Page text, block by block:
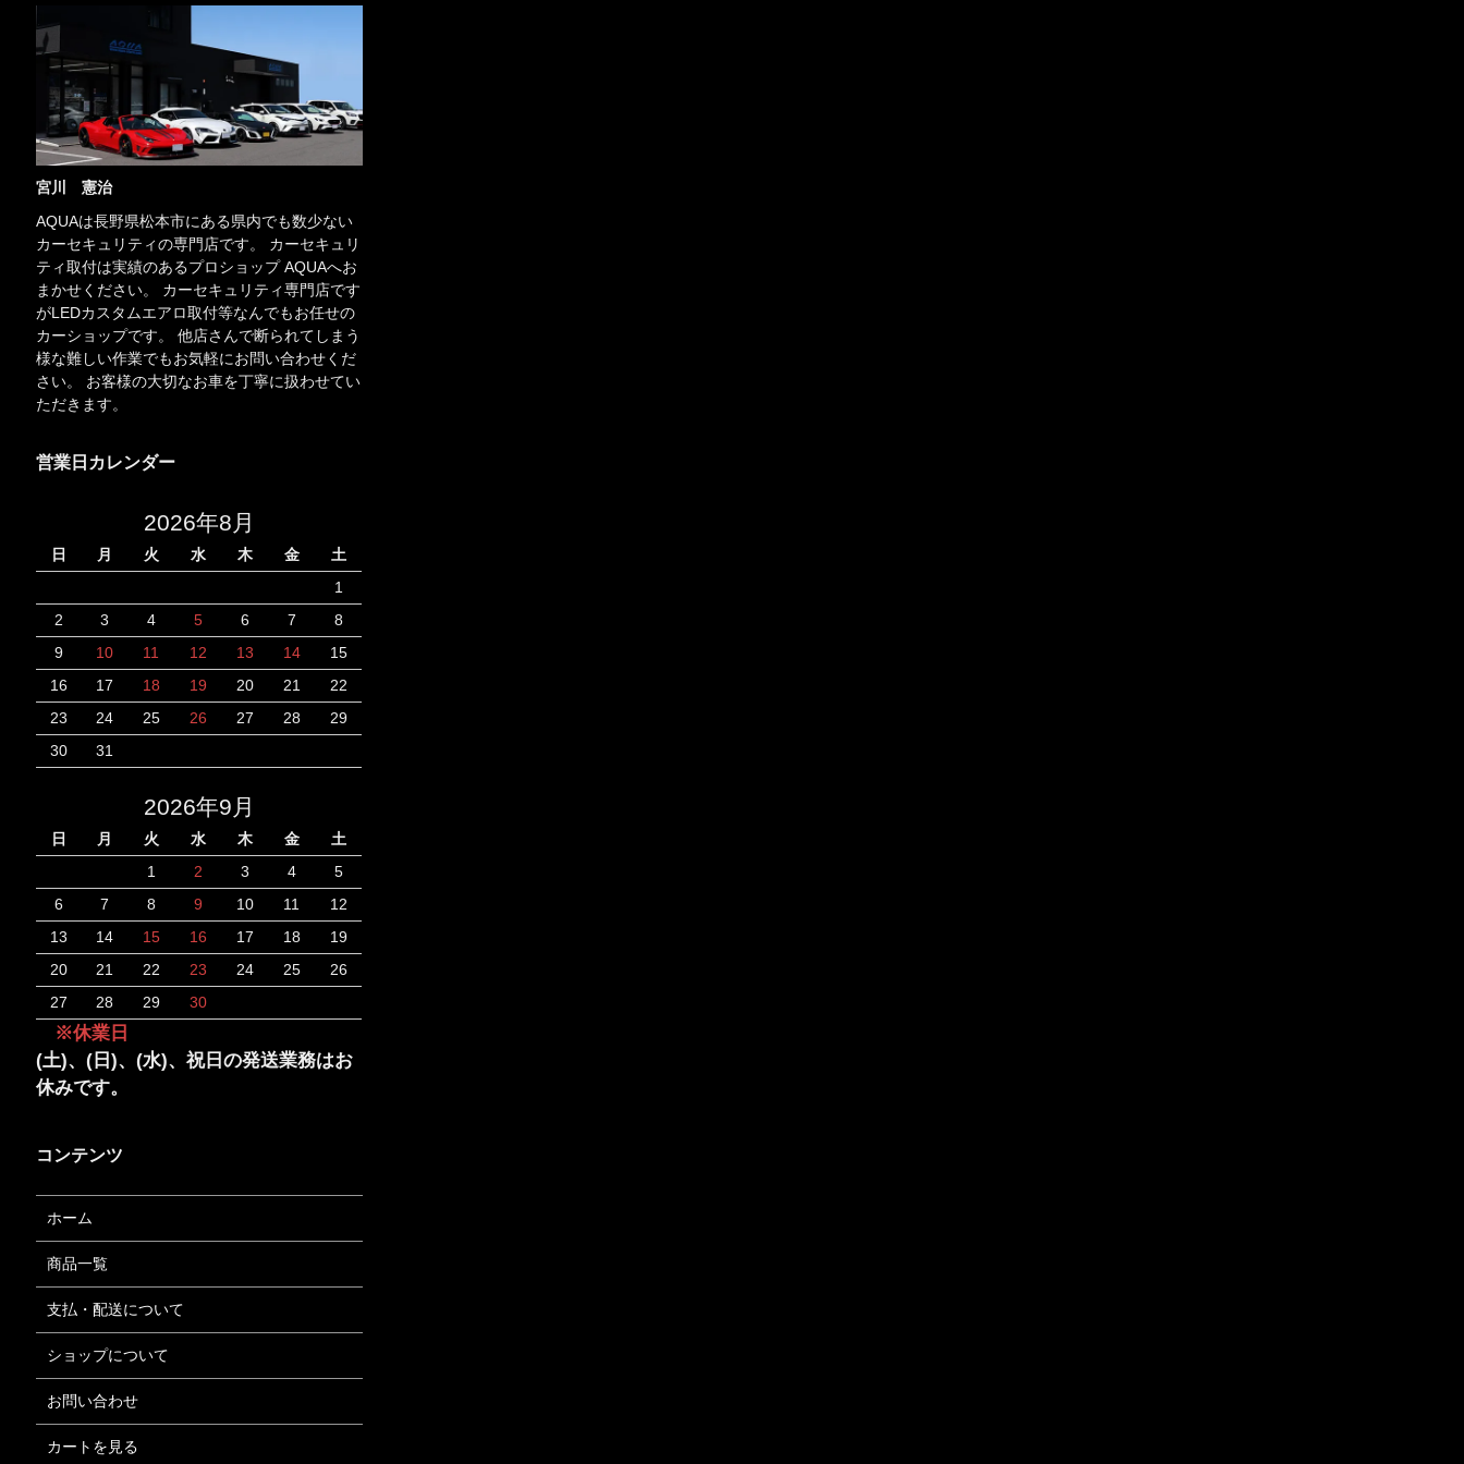
宮川 憲治
AQUAは長野県松本市にある県内でも数少ない
カーセキュリティの専門店です。 カーセキュリ
ティ取付は実績のあるプロショップ AQUAへお
まかせください。 カーセキュリティ専門店です
がLEDカスタムエアロ取付等なんでもお任せの
カーショップです。 他店さんで断られてしまう
様な難しい作業でもお気軽にお問い合わせくだ
さい。 お客様の大切なお車を丁寧に扱わせてい
ただきます。
営業日カレンダー
2026年8月
日 月 火 水 木 金
土
1
2
3 4 5 6 7
8
9
10 11 12 13 14
15
16
17 18 19 20 21
22
23
24 25 26 27 28
29
30
31
2026年9月
日 月 火 水 木 金
土
1
2 3 4
5
6
7 8 9 10 11
12
13
14 15 16 17 18
19
20
21 22 23 24 25
26
27
28 29 30
※休業日
(土)、(日)、(水)、祝日の発送業務はお
休みです。
コンテンツ
ホーム
商品一覧
支払・配送について
ショップについて
お問い合わせ
カートを見る